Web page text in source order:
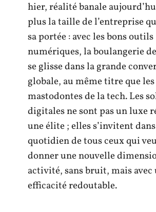
hier, réalité banale
plus la taille de l’entreprise
sa portée : avec les bons outils
numériques, la boulangerie
se glisse dans la grande
globale, au même titre que les
mastodontes de la tech. Les
digitales ne sont pas un luxe
une élite ; elles s’invitent
quotidien de tous ceux qui
donner une nouvelle
activité, sans bruit, mais avec
efficacité redoutable.